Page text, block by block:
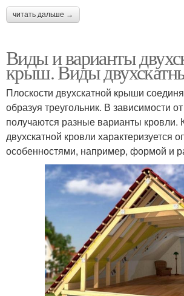
читать дальше →
Виды и варианты
крыш. Виды
Плоскости двухскатной крыши
образуя треугольник. В зависимости
получаются разные варианты кровли.
двухскатной кровли характеризуется
особенностями, например, формой и